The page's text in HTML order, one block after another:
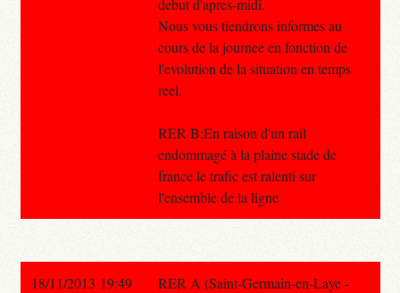
debut d'apres-midi.
Nous vous tiendrons informes au
cours de la journee en fonction de
l'evolution de la situation en temps
reel.
RER B:En raison d'un rail
endommagé à la plaine stade de
france le trafic est ralenti sur
l'ensemble de la ligne
18/11/2013 19:49
RER A (Saint-Germain-en-Laye -